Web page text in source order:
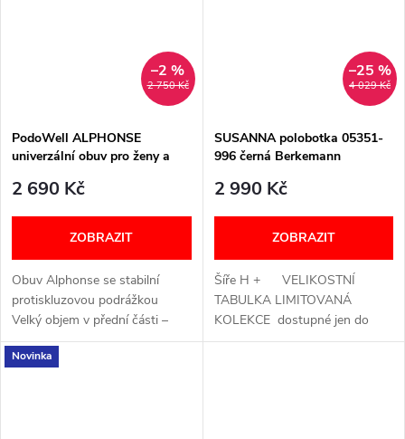
2 750 Kč
–2 %
PodoWell ALPHONSE
univerzální obuv pro ženy a
2 690 Kč
ZOBRAZIT
Obuv Alphonse se stabilní
protiskluzovou podrážkou
Velký objem v přední části –
bez vyčnívajících švů, šetrné k
citlivým chodidlům Tři široké
4 029 Kč
–25 %
SUSANNA polobotka 05351-
996 černá Berkemann
2 990 Kč
ZOBRAZIT
Šíře H + VELIKOSTNÍ
TABULKA LIMITOVANÁ
KOLEKCE dostupné jen do
vyprodání zásob
Novinka